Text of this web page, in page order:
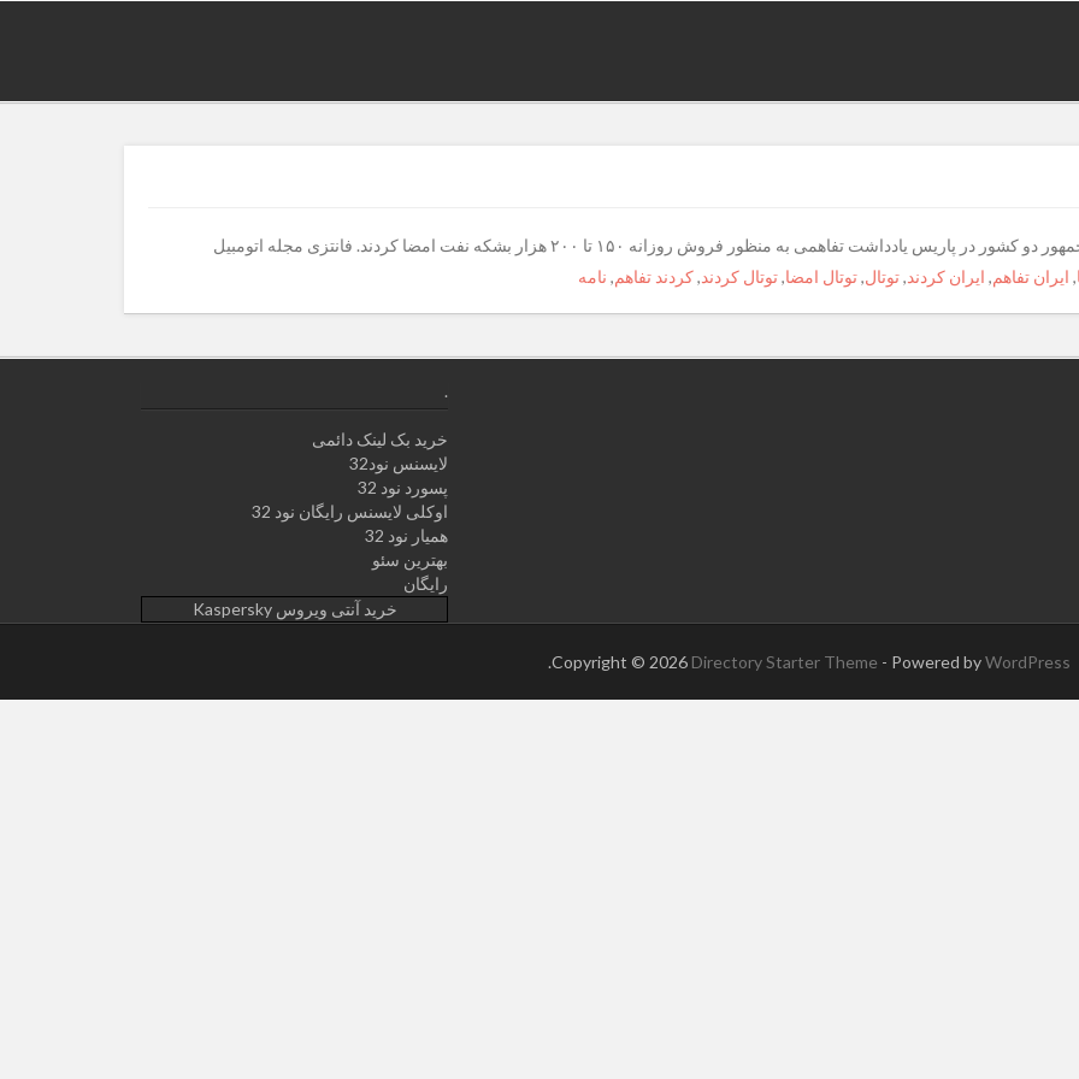
تفاهمی به منظور فروش روزانه ۱۵۰ تا ۲۰۰ هزار بشکه نفت امضا کردند. فانتزی مجله اتومبیل
, ایران تفاهم, ایران کردند,توتال,توتال امضا,توتال کردند,کردند تفاهم, نامه
.
خرید بک لینک دائمی
لایسنس نود32
پسورد نود 32
اوکلی لایسنس رایگان نود 32
همیار نود 32
بهترین سئو
رایگان
خرید آنتی ویروس Kaspersky
Copyright © 2026 Directory Starter Theme - Powered byWordPress
.